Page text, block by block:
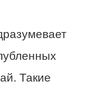
Такие